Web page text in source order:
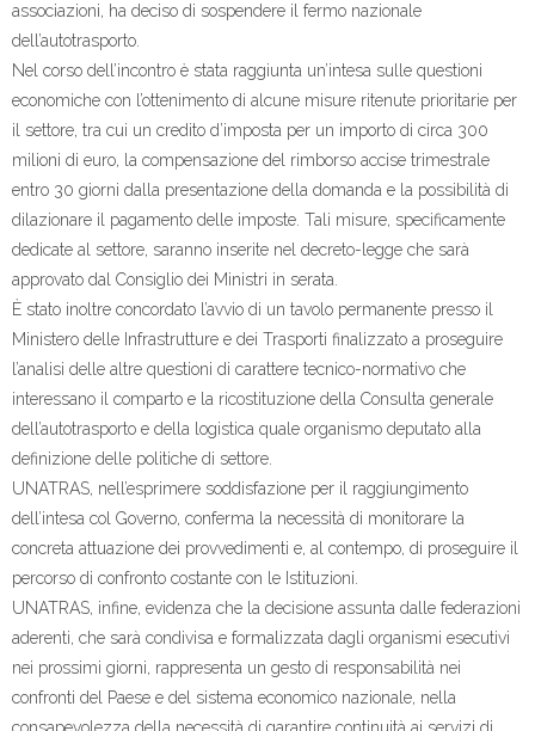
associazioni, ha deciso di sospendere il fermo nazionale
dell’autotrasporto.
Nel corso dell’incontro è stata raggiunta un’intesa sulle questioni
economiche con l’ottenimento di alcune misure ritenute prioritarie per
il settore, tra cui un credito d’imposta per un importo di circa 300
milioni di euro, la compensazione del rimborso accise trimestrale
entro 30 giorni dalla presentazione della domanda e la possibilità di
dilazionare il pagamento delle imposte. Tali misure, specificamente
dedicate al settore, saranno inserite nel decreto-legge che sarà
approvato dal Consiglio dei Ministri in serata.
È stato inoltre concordato l’avvio di un tavolo permanente presso il
Ministero delle Infrastrutture e dei Trasporti finalizzato a proseguire
l’analisi delle altre questioni di carattere tecnico-normativo che
interessano il comparto e la ricostituzione della Consulta generale
dell’autotrasporto e della logistica quale organismo deputato alla
definizione delle politiche di settore.
UNATRAS, nell’esprimere soddisfazione per il raggiungimento
dell’intesa col Governo, conferma la necessità di monitorare la
concreta attuazione dei provvedimenti e, al contempo, di proseguire il
percorso di confronto costante con le Istituzioni.
UNATRAS, infine, evidenza che la decisione assunta dalle federazioni
aderenti, che sarà condivisa e formalizzata dagli organismi esecutivi
nei prossimi giorni, rappresenta un gesto di responsabilità nei
confronti del Paese e del sistema economico nazionale, nella